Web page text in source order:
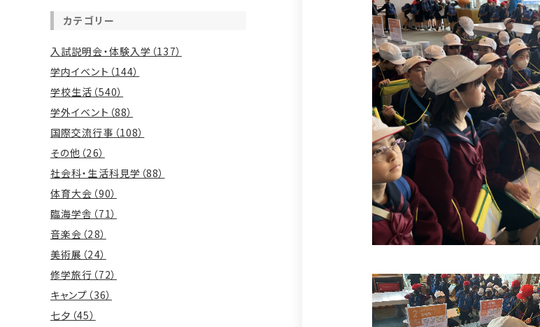
カテゴリー
入試説明会・体験入学（137）
学内イベント（144）
学校生活（540）
学外イベント（88）
国際交流行事（108）
その他（26）
社会科・生活科見学（88）
体育大会（90）
臨海学舎（71）
音楽会（28）
美術展（24）
修学旅行（72）
キャンプ（36）
七夕（45）